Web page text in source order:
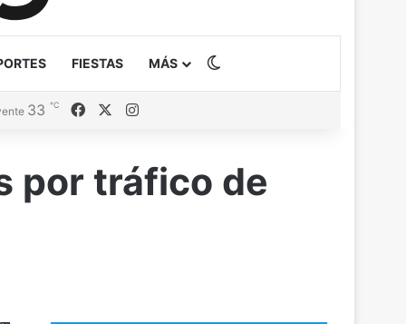
FIESTAS MÁS
33 ℃ FacebookInstagram
por tráfico de